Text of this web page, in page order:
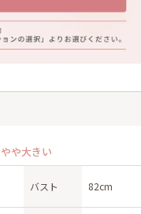
やや大きい
バスト 82cm